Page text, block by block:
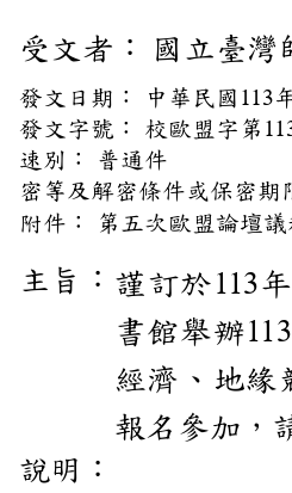
主旨：
說明：
受文者：
國立
發文日期：
中華
發文字號：
校歐
速別：普通件
密等及解密
附件：第五次歐
謹訂於
113
年
書館舉
經濟、
報名參